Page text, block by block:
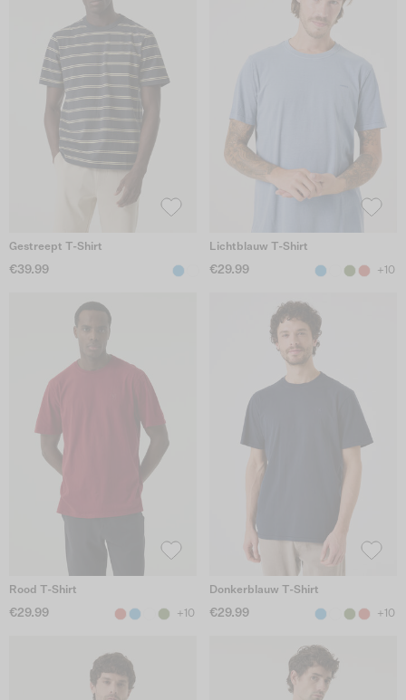
Gestreept T-Shirt
€39.99
Lichtblauw T-Shirt
€29.99 +10
Rood T-Shirt
€29.99 +10
Donkerblauw T-Shirt
€29.99 +10